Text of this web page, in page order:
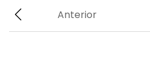
Anterior